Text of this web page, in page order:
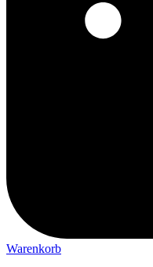
Warenkorb